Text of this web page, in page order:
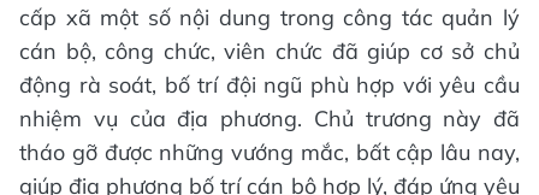
cấp xã một số nội dung trong công tác quản lý
cán bộ, công chức, viên chức đã giúp cơ sở chủ
động rà soát, bố trí đội ngũ phù hợp với yêu cầu
nhiệm vụ của địa phương. Chủ trương này đã
tháo gỡ được những vướng mắc, bất cập lâu nay,
giúp địa phương bố trí cán bộ hợp lý, đáp ứng yêu